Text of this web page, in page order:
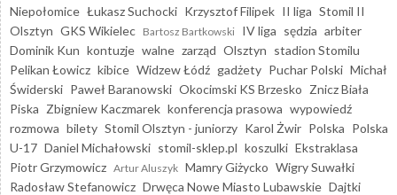
Niepołomice Łukasz Suchocki Krzysztof Filipek II liga Stomil II
Olsztyn GKS Wikielec Bartosz Bartkowski IV liga sędzia arbiter
Dominik Kun kontuzje walne zarząd Olsztyn stadion Stomilu
Pelikan Łowicz kibice Widzew Łódź gadżety Puchar Polski Michał
Świderski Paweł Baranowski Okocimski KS Brzesko Znicz Biała
Piska Zbigniew Kaczmarek konferencja prasowa wypowiedź
rozmowa bilety Stomil Olsztyn - juniorzy Karol Żwir Polska Polska
U-17 Daniel Michałowski stomil-sklep.pl koszulki Ekstraklasa
Piotr Grzymowicz Artur Aluszyk Mamry Giżycko Wigry Suwałki
Radosław Stefanowicz Drwęca Nowe Miasto Lubawskie Dajtki